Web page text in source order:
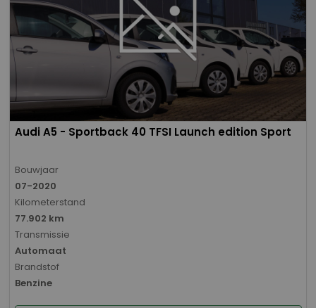
Audi A5 - Sportback 40 TFSI Launch edition Sport
Bouwjaar
07-2020
Kilometerstand
77.902 km
Transmissie
Automaat
Brandstof
Benzine